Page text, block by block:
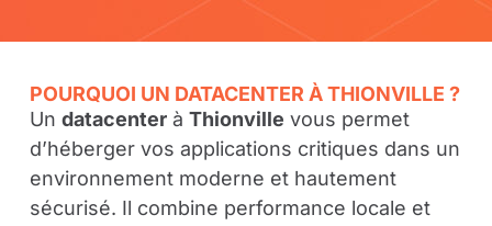
POURQUOI UN DATACENTER À THIONVILLE ?
Un datacenterà Thionville vous permet
d’héberger vos applications critiques dans un
environnement moderne et hautement
sécurisé. Il combine performance locale et